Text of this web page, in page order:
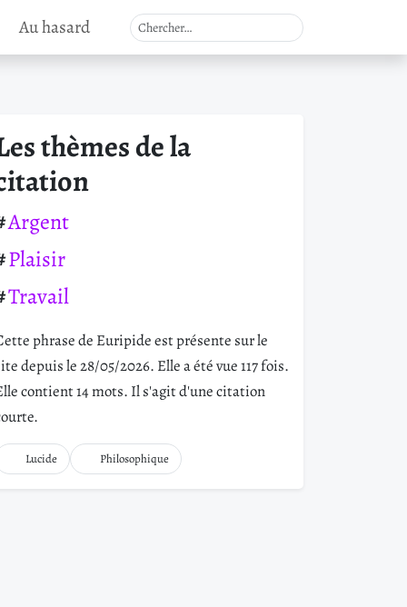
Au hasard
thèmes de la
Argent
Plaisir
Travail
phrase de Euripide est présente sur le
depuis le 28/05/2026. Elle a été vue 117 fois.
contient 14 mots. Il s'agit d'une citation
Lucide Philosophique